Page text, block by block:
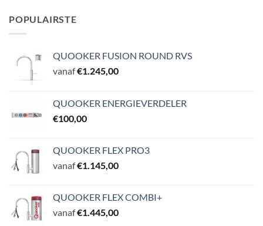
POPULAIRSTE
QUOOKER FUSION ROUND RVS
vanaf€1.245,00
QUOOKER ENERGIEVERDELER
€100,00
QUOOKER FLEX PRO3
vanaf€1.145,00
QUOOKER FLEX COMBI+
vanaf€1.445,00